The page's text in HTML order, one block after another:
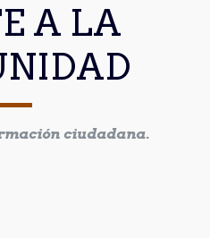
A LA
ciudadana.